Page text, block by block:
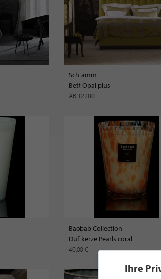
Schramm
Bett Opal plus
AB 12280
Baobab Collection
Duftkerze Pearls coral
40,00 €
Ihre